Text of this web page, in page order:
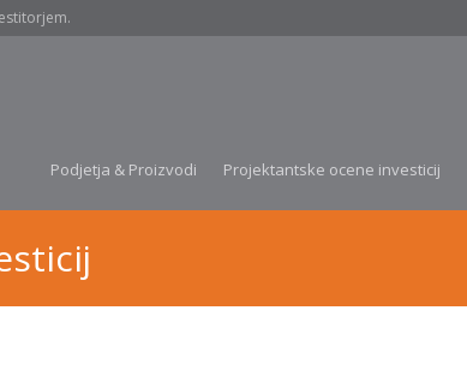
Podjetja & Proizvodi Projektantske ocene investicij